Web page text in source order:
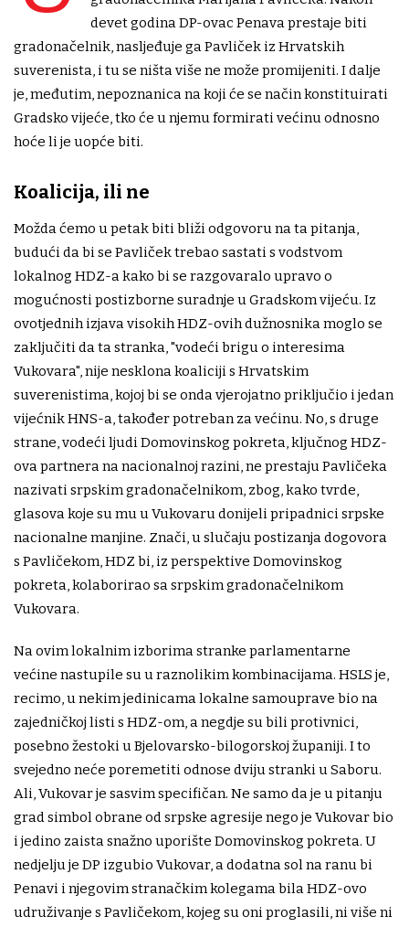
devet godina DP-ovac Penava prestaje biti
gradonačelnik, nasljeđuje ga Pavliček iz Hrvatskih
suverenista, i tu se ništa više ne može promijeniti. I dalje
je, međutim, nepoznanica na koji će se način konstituirati
Gradsko vijeće, tko će u njemu formirati većinu odnosno
hoće li je uopće biti.
Koalicija, ili ne
Možda ćemo u petak biti bliži odgovoru na ta pitanja,
budući da bi se Pavliček trebao sastati s vodstvom
lokalnog HDZ-a kako bi se razgovaralo upravo o
mogućnosti postizborne suradnje u Gradskom vijeću. Iz
ovotjednih izjava visokih HDZ-ovih dužnosnika moglo se
zaključiti da ta stranka, "vodeći brigu o interesima
Vukovara", nije nesklona koaliciji s Hrvatskim
suverenistima, kojoj bi se onda vjerojatno priključio i jedan
vijećnik HNS-a, također potreban za većinu. No, s druge
strane, vodeći ljudi Domovinskog pokreta, ključnog HDZ-
ova partnera na nacionalnoj razini, ne prestaju Pavličeka
nazivati srpskim gradonačelnikom, zbog, kako tvrde,
glasova koje su mu u Vukovaru donijeli pripadnici srpske
nacionalne manjine. Znači, u slučaju postizanja dogovora
s Pavličekom, HDZ bi, iz perspektive Domovinskog
pokreta, kolaborirao sa srpskim gradonačelnikom
Vukovara.
Na ovim lokalnim izborima stranke parlamentarne
većine nastupile su u raznolikim kombinacijama. HSLS je,
recimo, u nekim jedinicama lokalne samouprave bio na
zajedničkoj listi s HDZ-om, a negdje su bili protivnici,
posebno žestoki u Bjelovarsko-bilogorskoj županiji. I to
svejedno neće poremetiti odnose dviju stranki u Saboru.
Ali, Vukovar je sasvim specifičan. Ne samo da je u pitanju
grad simbol obrane od srpske agresije nego je Vukovar bio
i jedino zaista snažno uporište Domovinskog pokreta. U
nedjelju je DP izgubio Vukovar, a dodatna sol na ranu bi
Penavi i njegovim stranačkim kolegama bila HDZ-ovo
udruživanje s Pavličekom, kojeg su oni proglasili, ni više ni